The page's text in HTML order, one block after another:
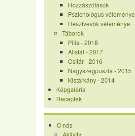
Hozzászólások
Pszichológus véleménye
Résztvevők véleménye
Táborok
Pilis - 2018
Alistál - 2017
Csitár - 2016
Nagyszegpuszta - 2015
Kistárkány - 2014
Képgaléria
Receptek
O nás
Aktivity